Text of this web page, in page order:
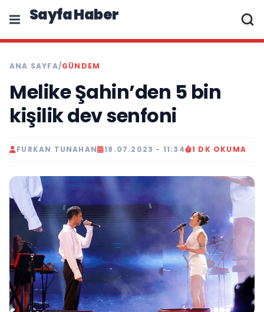
Sayfa Haber
ANA SAYFA/GÜNDEM
Melike Şahin’den 5 bin
kişilik dev senfoni
FURKAN TUNAHAN 18.07.2023 - 11:34 1 DK OKUMA